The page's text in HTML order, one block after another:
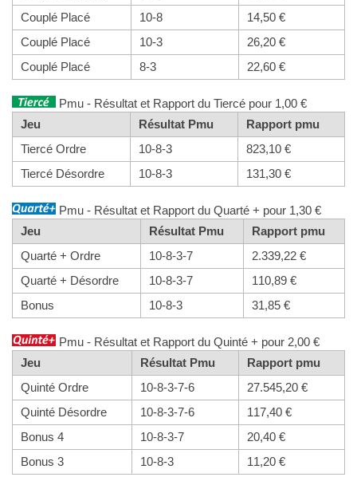
Couplé Placé
10-8
14,50 €
Couplé Placé
10-3
26,20 €
Couplé Placé
8-3 22,60 €
Pmu - Résultat et Rapport du Tiercé pour 1,00 €
Jeu
Résultat Pmu
Rapport pmu
Tiercé Ordre
10-8-3
823,10 €
Tiercé Désordre
10-8-3 131,30 €
Pmu - Résultat et Rapport du Quarté + pour 1,30 €
Jeu
Résultat Pmu
Rapport pmu
Quarté + Ordre
10-8-3-7
2.339,22 €
Quarté + Désordre
10-8-3-7
110,89 €
Bonus
10-8-3 31,85 €
Pmu - Résultat et Rapport du Quinté + pour 2,00 €
Jeu
Résultat Pmu
Rapport pmu
Quinté Ordre
10-8-3-7-6
27.545,20 €
Quinté Désordre
10-8-3-7-6
117,40 €
Bonus 4
10-8-3-7
20,40 €
Bonus 3
10-8-3 11,20 €